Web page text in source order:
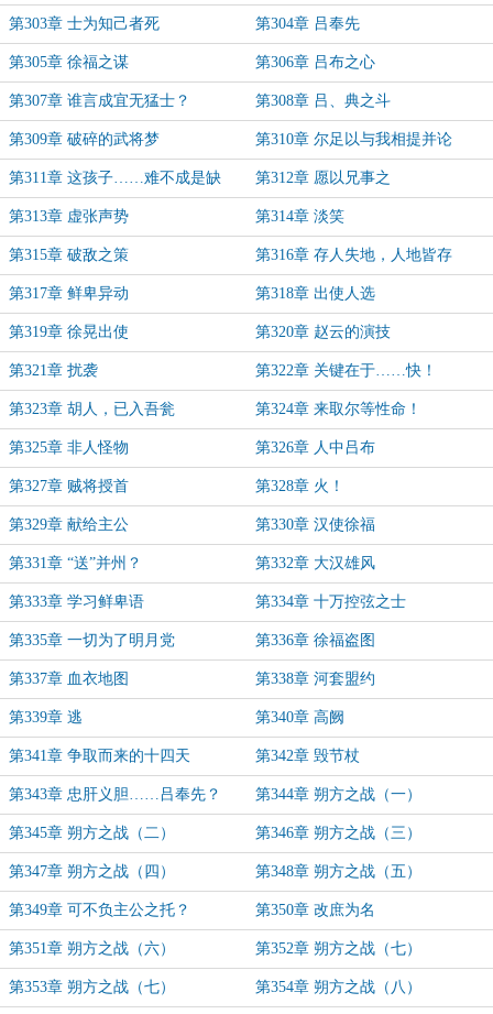
第303章 士为知己者死 第304章 吕奉先
第305章 徐福之谋 第306章 吕布之心
第307章 谁言成宜无猛士？ 第308章 吕、典之斗
第309章 破碎的武将梦 第310章 尔足以与我相提并论
第311章 这孩子……难不成是缺
爱？
第312章 愿以兄事之
第313章 虚张声势 第314章 淡笑
第315章 破敌之策 第316章 存人失地，人地皆存
第317章 鲜卑异动 第318章 出使人选
第319章 徐晃出使 第320章 赵云的演技
第321章 扰袭 第322章 关键在于……快！
第323章 胡人，已入吾瓮 第324章 来取尔等性命！
第325章 非人怪物 第326章 人中吕布
第327章 贼将授首 第328章 火！
第329章 献给主公 第330章 汉使徐福
第331章 “送”并州？ 第332章 大汉雄风
第333章 学习鲜卑语 第334章 十万控弦之士
第335章 一切为了明月党 第336章 徐福盗图
第337章 血衣地图 第338章 河套盟约
第339章 逃 第340章 高阙
第341章 争取而来的十四天 第342章 毁节杖
第343章 忠肝义胆……吕奉先？ 第344章 朔方之战（一）
第345章 朔方之战（二） 第346章 朔方之战（三）
第347章 朔方之战（四） 第348章 朔方之战（五）
第349章 可不负主公之托？ 第350章 改庶为名
第351章 朔方之战（六） 第352章 朔方之战（七）
第353章 朔方之战（七） 第354章 朔方之战（八）